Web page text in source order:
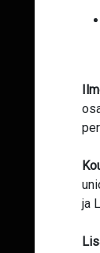
ja